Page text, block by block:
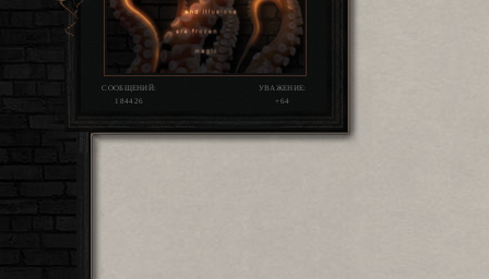
СООБЩЕНИЙ:
184426
УВАЖЕНИЕ:
+64